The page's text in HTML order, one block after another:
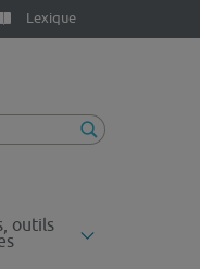
Lexique
outils